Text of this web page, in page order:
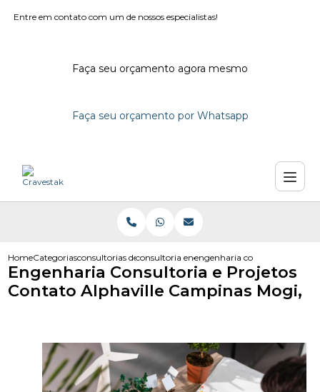
Entre em contato com um de nossos especialistas!
Faça seu orçamento agora mesmo
Faça seu orçamento por Whatsapp
HomeCategoriasconsultorias de engenharia
consultoria engenhariaengenharia consultoria e
Engenharia Consultoria e Projetos
Contato Alphaville Campinas Mogi,